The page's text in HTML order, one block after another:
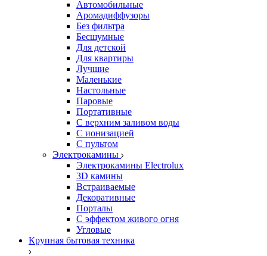
Автомобильные
Аромадиффузоры
Без фильтра
Бесшумные
Для детской
Для квартиры
Лучшие
Маленькие
Настольные
Паровые
Портативные
С верхним заливом воды
С ионизацией
С пультом
Электрокамины
Электрокамины Electrolux
3D камины
Встраиваемые
Декоративные
Порталы
С эффектом живого огня
Угловые
Крупная бытовая техника